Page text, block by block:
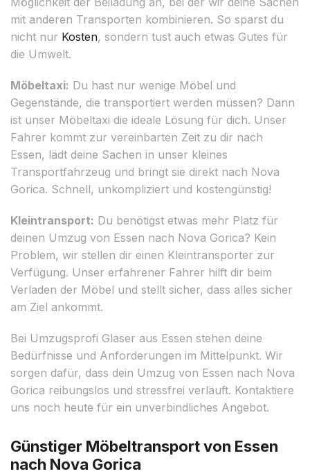
mit anderen Transporten kombinieren. So sparst du
nicht nur Kosten, sondern tust auch etwas Gutes für
die Umwelt.
Möbeltaxi: Du hast nur wenige Möbel und
Gegenstände, die transportiert werden müssen? Dann
ist unser Möbeltaxi die ideale Lösung für dich. Unser
Fahrer kommt zur vereinbarten Zeit zu dir nach
Essen, lädt deine Sachen in unser kleines
Transportfahrzeug und bringt sie direkt nach Nova
Gorica. Schnell, unkompliziert und kostengünstig!
Kleintransport: Du benötigst etwas mehr Platz für
deinen Umzug von Essen nach Nova Gorica? Kein
Problem, wir stellen dir einen Kleintransporter zur
Verfügung. Unser erfahrener Fahrer hilft dir beim
Verladen der Möbel und stellt sicher, dass alles sicher
am Ziel ankommt.
Bei Umzugsprofi Glaser aus Essen stehen deine
Bedürfnisse und Anforderungen im Mittelpunkt. Wir
sorgen dafür, dass dein Umzug von Essen nach Nova
Gorica reibungslos und stressfrei verläuft. Kontaktiere
uns noch heute für ein unverbindliches Angebot.
Günstiger Möbeltransport von Essen
nach Nova Gorica